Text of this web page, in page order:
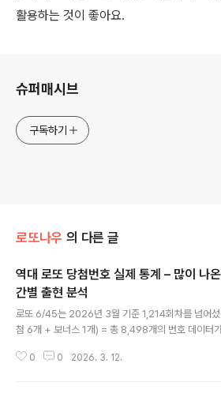
활용하는 것이 좋아요.
슈퍼매시브
구독하기
로또나우 의 다른 글
역대 로또 당첨번호 실제 통계 – 많이 나
간별 출현 분석
로또 6/45는 2026년 3월 기준 1,214회차를 넘어
첨 6개 + 보너스 1개) = 총 8,498개의 번호 데이터가
가장 많이 나온 번호 TOP 101회차부터 1,214회차까
0 0 2026. 3. 12.